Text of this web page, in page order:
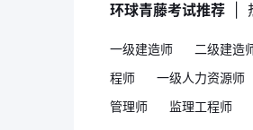
环球青藤考试推荐
一级建造师 二级建造
程师
一级人力资源师
管理师
监理工程师